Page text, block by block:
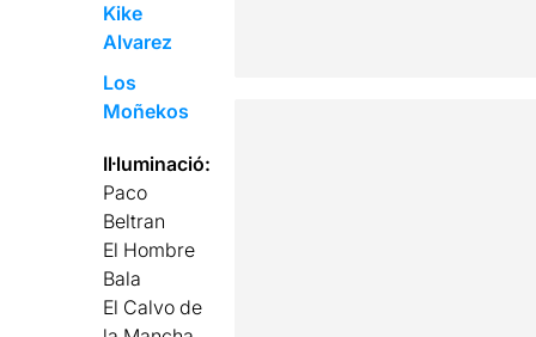
Kike
Alvarez
Los
Moñekos
Il·luminació:
Paco
Beltran
El Hombre
Bala
El Calvo de